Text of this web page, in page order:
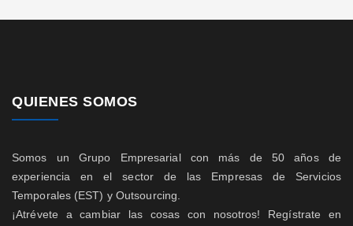
QUIENES SOMOS
Somos un Grupo Empresarial con más de 50 años de
experiencia en el sector de las Empresas de Servicios
Temporales (EST) y Outsourcing.
¡Atrévete a cambiar las cosas con nosotros! Regístrate en